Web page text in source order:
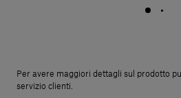
Per avere maggiori dettagli sul prodotto
servizio clienti.